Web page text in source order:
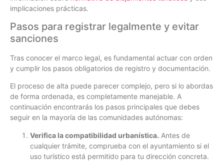
implicaciones prácticas.
Pasos para registrar legalmente y evitar
sanciones
Tras conocer el marco legal, es fundamental actuar con orden
y cumplir los pasos obligatorios de registro y documentación.
El proceso de alta puede parecer complejo, pero si lo abordas
de forma ordenada, es completamente manejable. A
continuación encontrarás los pasos principales que debes
seguir en la mayoría de las comunidades autónomas:
Verifica la compatibilidad urbanística. Antes de
cualquier trámite, comprueba con el ayuntamiento si el
uso turístico está permitido para tu dirección concreta.